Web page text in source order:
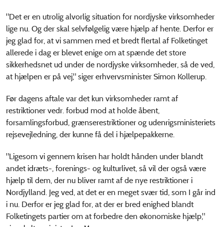
"Det er en utrolig alvorlig situation for nordjyske virksomheder
lige nu. Og der skal selvfølgelig være hjælp af hente. Derfor er
jeg glad for, at vi sammen med et bredt flertal af Folketinget
allerede i dag er blevet enige om at spænde det store
sikkerhedsnet ud under de nordjyske virksomheder, så de ved,
at hjælpen er på vej," siger erhvervsminister Simon Kollerup.
Før dagens aftale var det kun virksomheder ramt af
restriktioner vedr. forbud mod at holde åbent,
forsamlingsforbud, grænserestriktioner og udenrigsministeriets
rejsevejledning, der kunne få del i hjælpepakkerne.
"Ligesom vi gennem krisen har holdt hånden under blandt
andet idræts-, forenings- og kulturlivet, så vil der også være
hjælp til dem, der nu bliver ramt af de nye restriktioner i
Nordjylland. Jeg ved, at det er en meget svær tid, som I går ind
i nu. Derfor er jeg glad for, at der er bred enighed blandt
Folketingets partier om at forbedre den økonomiske hjælp,"